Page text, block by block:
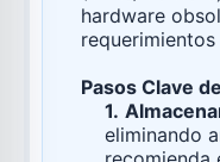
hardware
Pasos Clave
1.
eliminando